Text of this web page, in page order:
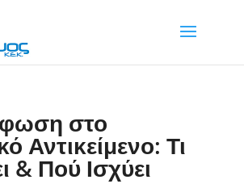
στο
Αντικείμενο: Τι
& Πού Ισχύει